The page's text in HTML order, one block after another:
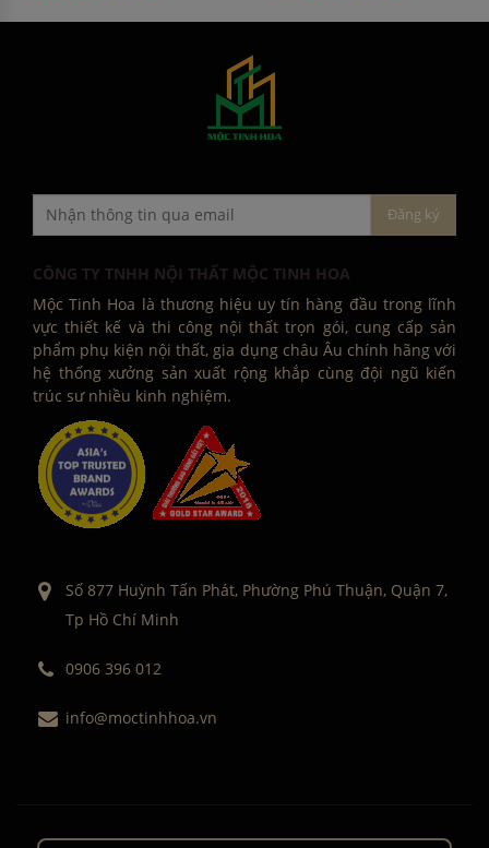
CÔNG TY TNHH NỘI THẤT MỘC TINH HOA
Mộc Tinh Hoa là thương hiệu uy tín hàng đầu trong lĩnh
vực thiết kế và thi công nội thất trọn gói, cung cấp sản
phẩm phụ kiện nội thất, gia dụng châu Âu chính hãng với
hệ thống xưởng sản xuất rộng khắp cùng đội ngũ kiến
trúc sư nhiều kinh nghiệm.
Số 877 Huỳnh Tấn Phát, Phường Phú Thuận, Quận 7,
Tp Hồ Chí Minh
0906 396 012
info@moctinhhoa.vn